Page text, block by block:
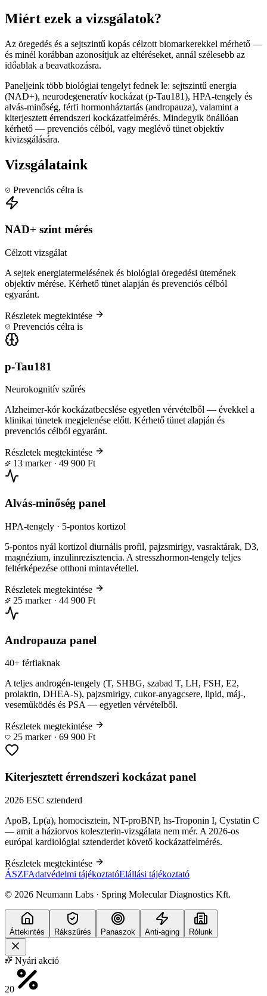
Miért ezek a vizsgálatok?
Az öregedés és a sejtszintű kopás célzott biomarkerekkel mérhető —
és minél korábban azonosítjuk az eltéréseket, annál szélesebb az
időablak a beavatkozásra.
Paneljeink több biológiai tengelyt fednek le: sejtszintű energia
(NAD+), neurodegeneratív kockázat (p-Tau181), HPA-tengely és
alvás-minőség, férfi hormonháztartás (andropauza), valamint a
kiterjesztett érrendszeri kockázatfelmérés. Mindegyik önállóan
kérhető — prevenciós célból, vagy meglévő tünet objektív
kivizsgálására.
Vizsgálataink
Prevenciós célra is
NAD+ szint mérés
Célzott vizsgálat
A sejtek energiatermelésének és biológiai öregedési ütemének
objektív mérése. Kérhető tünet alapján és prevenciós célból
egyaránt.
Részletek megtekintése
Prevenciós célra is
p-Tau181
Neurokognitív szűrés
Alzheimer-kór kockázatbecslése egyetlen vérvételből — évekkel a
klinikai tünetek megjelenése előtt. Kérhető tünet alapján és
prevenciós célból egyaránt.
Részletek megtekintése
13 marker · 49 900 Ft
Alvás-minőség panel
HPA-tengely · 5-pontos kortizol
5-pontos nyál kortizol diurnális profil, pajzsmirigy, vasraktárak, D3,
magnézium, inzulinrezisztencia. A stresszhormon-tengely teljes
feltérképezése otthoni mintavétellel.
Részletek megtekintése
25 marker · 44 900 Ft
Andropauza panel
40+ férfiaknak
A teljes androgén-tengely (T, SHBG, szabad T, LH, FSH, E2,
prolaktin, DHEA-S), pajzsmirigy, cukor-anyagcsere, lipid, máj-,
veseműködés és PSA — egyetlen vérvételből.
Részletek megtekintése
25 marker · 69 900 Ft
Kiterjesztett érrendszeri kockázat panel
2026 ESC sztenderd
ApoB, Lp(a), homocisztein, NT-proBNP, hs-Troponin I, Cystatin C
— amit a háziorvos koleszterin-vizsgálata nem mér. A 2026-os
európai kardiológiai sztenderdet követő kockázatfelmérés.
Részletek megtekintése
ÁSZFAdatvédelmi tájékoztatóElállási tájékoztató
© 2026 Neumann Labs · Spring Molecular Diagnostics Kft.
Áttekintés Rákszűrés Panaszok Anti-aging Rólunk
Nyári akció
20